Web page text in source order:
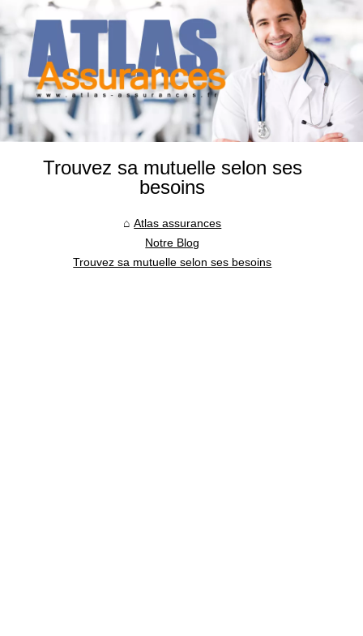
Trouvez sa mutuelle selon ses
besoins
Atlas assurances
Notre Blog
Trouvez sa mutuelle selon ses besoins